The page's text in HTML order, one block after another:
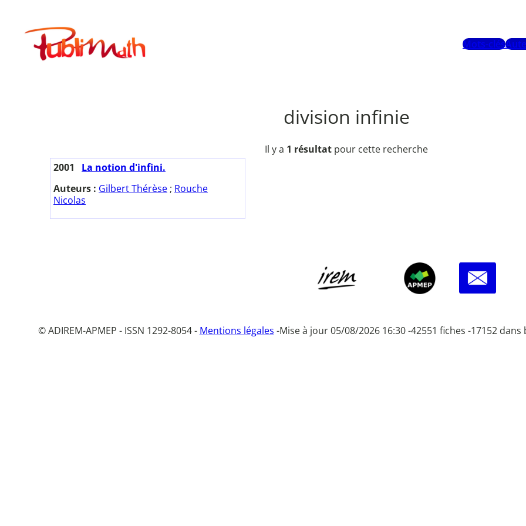
contenuPublimath
Mots-clés
division infinie
Il y a 1 résultat pour cette recherche
2001
La notion d'infini.
Auteurs : Gilbert Thérèse ; Rouche
Nicolas
© ADIREM-APMEP - ISSN 1292-8054 - Mentions légales -Mise à jour 05/08/2026 16:30 -42551 fiches -17152